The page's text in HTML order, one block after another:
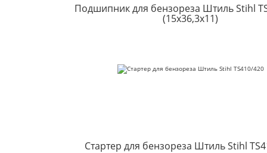
Подшипник для бензореза Штиль Stihl
(15х36,3х11)
Стартер для бензореза Штиль Stihl